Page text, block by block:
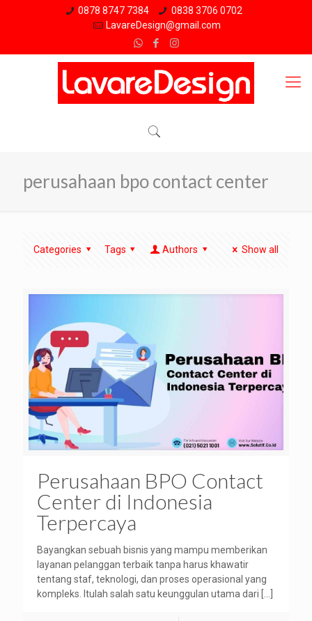
0878 8747 7384
0838 3706 0702
LavareDesign@gmail.com
perusahaan bpo contact center
Categories Tags Authors Show all
Perusahaan BPO Contact
Center di Indonesia
Terpercaya
Bayangkan sebuah bisnis yang mampu memberikan
layanan pelanggan terbaik tanpa harus khawatir
tentang staf, teknologi, dan proses operasional yang
kompleks. Itulah salah satu keunggulan utama dari […]